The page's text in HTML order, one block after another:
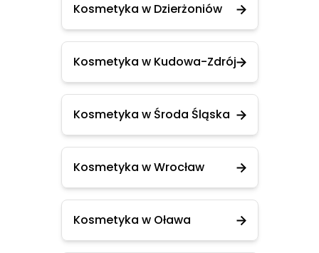
Kosmetyka w Dzierżoniów
Kosmetyka w Kudowa-Zdrój
Kosmetyka w Środa Śląska
Kosmetyka w Wrocław
Kosmetyka w Oława